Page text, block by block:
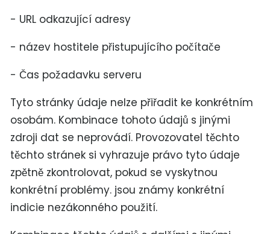
- URL odkazující adresy
- název hostitele přistupujícího počítače
- Čas požadavku serveru
Tyto stránky údaje nelze přiřadit ke konkrétním
osobám. Kombinace tohoto údajů s jinými
zdroji dat se neprovádí. Provozovatel těchto
těchto stránek si vyhrazuje právo tyto údaje
zpětně zkontrolovat, pokud se vyskytnou
konkrétní problémy. jsou známy konkrétní
indicie nezákonného použití.